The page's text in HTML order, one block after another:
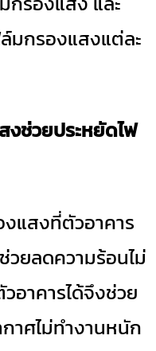
มกรองแสงแต่ละ
ช่วยประหยัดไฟ
แสงที่ตัวอาคาร
วยลดความร้อนไม่
วอาคารได้จึงช่วย
าศไม่ทำงานหนัก